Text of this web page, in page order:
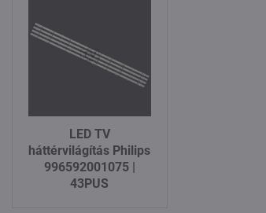
LED TV
háttérvilágítás Philips
996592001075 |
43PUS